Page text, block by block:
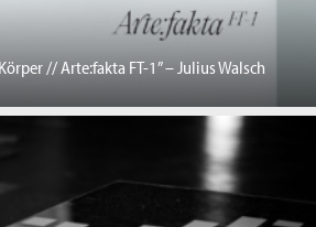
// Arte:fakta FT-1” – Julius Walsch